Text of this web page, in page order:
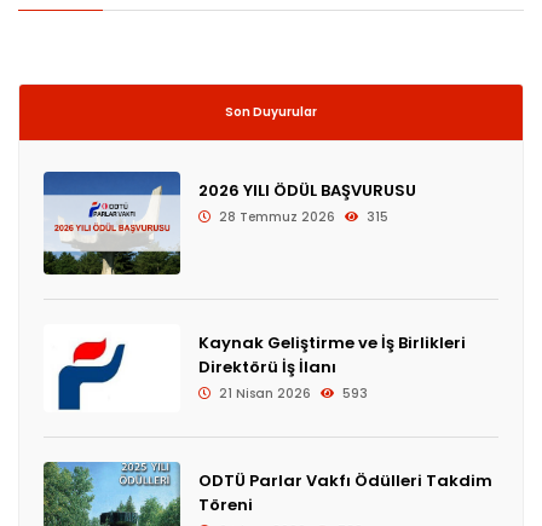
Son Duyurular
2026 YILI ÖDÜL BAŞVURUSU
28 Temmuz 2026 315
Kaynak Geliştirme ve İş Birlikleri
Direktörü İş İlanı
21 Nisan 2026 593
ODTÜ Parlar Vakfı Ödülleri Takdim
Töreni